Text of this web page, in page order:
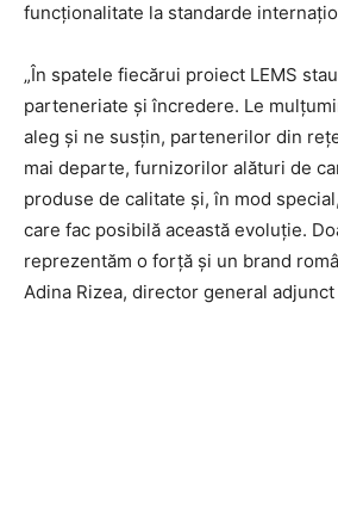
funcționalitate la standarde
„În spatele fiecărui proiect LEMS
parteneriate și încredere. Le
aleg și ne susțin, partenerilor din
mai departe, furnizorilor alături de
produse de calitate și, în mod
care fac posibilă această evoluție.
reprezentăm o forță și un brand
Adina Rizea, director general adjunct